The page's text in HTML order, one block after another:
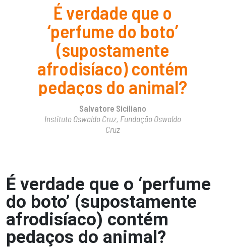
É verdade que o
‘perfume do boto’
(supostamente
afrodisíaco) contém
pedaços do animal?
Salvatore Siciliano
Instituto Oswaldo Cruz, Fundação Oswaldo
Cruz
É verdade que o ‘perfume
do boto’ (supostamente
afrodisíaco) contém
pedaços do animal?